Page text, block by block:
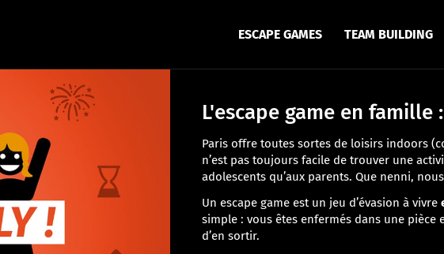
ESCAPE GAMES TEAM BUILDING
L'escape game en
Paris offre toutes sortes de loisirs indoors
n’est pas toujours facile de trouver une
adolescents qu’aux parents. Que nenni,
Un escape game est un jeu d’évasion à vivre
simple : vous êtes enfermés dans une pièce
d’en sortir.